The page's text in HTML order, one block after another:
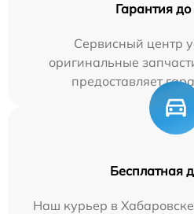
Гарантия до
Сервисный центр
оригинальные
предоставляет
Бесплатная
Наш курьер в